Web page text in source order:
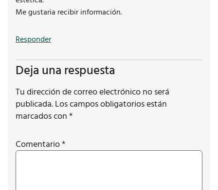
Me gustaria recibir información.
Responder
Deja una respuesta
Tu dirección de correo electrónico no será
publicada.Los campos obligatorios están
marcados con*
Comentario*